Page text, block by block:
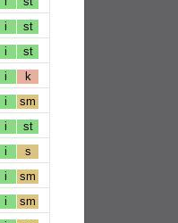
i st
i st
i k
i sm
i st
i s
i sm
i sm